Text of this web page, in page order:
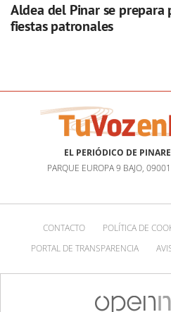
Aldea del Pinar se prepara
fiestas patronales
EL PERIÓDICO DE
PARQUE EUROPA 9 BAJO,
CONTACTO POLÍTICA DE
PORTAL DE TRANSPARENCIA